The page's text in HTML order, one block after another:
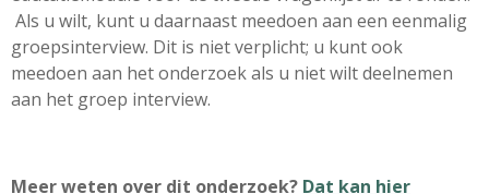
Als u wilt, kunt u daarnaast meedoen aan een eenmalig
groepsinterview. Dit is niet verplicht; u kunt ook
meedoen aan het onderzoek als u niet wilt deelnemen
aan het groep interview.
Meer weten over dit onderzoek? Dat kan hier